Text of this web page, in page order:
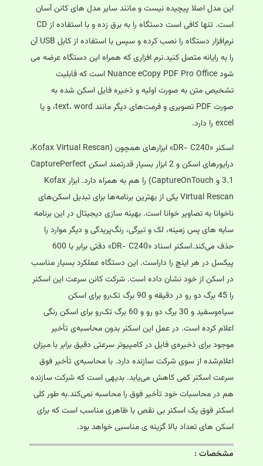
این مدل اصلا پیچیده نیست و مانند سایر مدل های کانن آسان
است. تنها کافی است دستگاه را به برق زده و با استفاده از CD
نرم‌افزار دستگاه را نصب کرده و سپس با استفاده از کابل USB آن
را به رایانه متصل کنید.نرم افزاری که همراه این دستگاه عرضه می
شود Nuance eCopy PDF Pro Office است که قابلیت
تشخیص متن به صورت اولیه و ذخیره فایل اسکن شده به
صورت PDF تصویری و فرمت‌های دیگر مانند text، word، و یا
excel را دارد.
اسکنر «DR- C240» ابزارهای همچون (Kofax Virtual Rescan،
درایورهای اسکن و 2 ابزار بسیار قدرتمند اسکن CapturePerfect
3.1 و CaptureOnTouch) را هم به همراه دارد. ابزار Kofax
Virtual Rescan یکی از بهترین برنامه‌ها برای تبدیل اسکن‌های
ناخوانا به تصاویر خوانا است. بهینه‌ سازی دیجیتال در این برنامه
سایه‌ های پس‌ زمینه، لک و تیرگی، رنگ‌پریدگی و دیگر موارد را
حذف می‌کند.اسکنر اسناد «DR- C240» دقتی برابر با 600
پیکسل در هر اینچ را داراست. این دستگاه عملکرد بسیار مناسب
در اسکن از خود نشان داده است. شرکت کانن سرعت این اسکنر
را 45 برگ دو رو در دقیقه و 90 برگ تک‌رو برای اسکن
سیاه‌وسفید و 30 برگ دو رو و 60 برگ تک‌رو برای اسکن رنگی
اعلام کرده است. در عمل این اسکنر بدون محاسبه‌ی تأخیر
موجود برای ذخیره‌ی فایل در کامپیوتر سرعتی دقیق برابر با میزان
اعلام‌شده از سوی شرکت سازنده دارد. با محاسبه‌ی تأخیر فوق
سرعت اسکنر کمی کاهش می‌یابد. بدیهی است که شرکت سازنده
هم در محاسبات خود تأخیر فوق را محاسبه نمی‌کند.به طور کلی
اسکنر فوق یک اسکنر بی نقص با ظاهری مناسب است که برای
اسکن های تعداد بالا گزینه ی مناسبی خواهد بود.
مشخصات :